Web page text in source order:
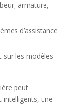
armature,
d’assistance
sur les modèles
peut
intelligents, une